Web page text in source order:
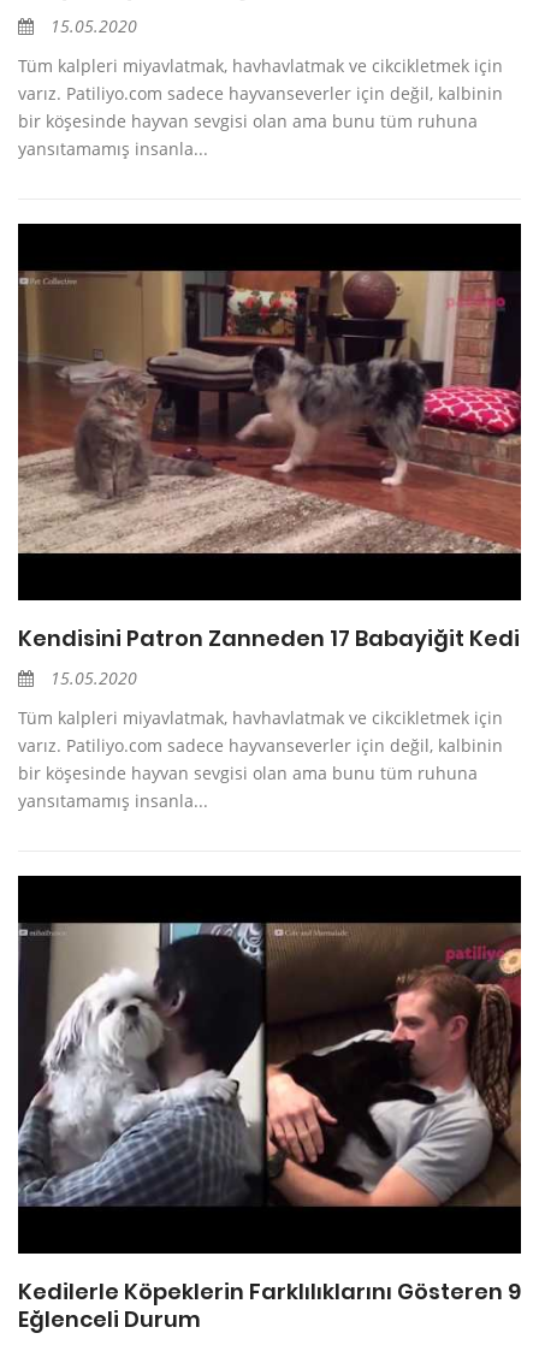
15.05.2020
Tüm kalpleri miyavlatmak, havhavlatmak ve cikcikletmek için
varız. Patiliyo.com sadece hayvanseverler için değil, kalbinin
bir köşesinde hayvan sevgisi olan ama bunu tüm ruhuna
yansıtamamış insanla...
Kendisini Patron Zanneden 17 Babayiğit Kedi
15.05.2020
Tüm kalpleri miyavlatmak, havhavlatmak ve cikcikletmek için
varız. Patiliyo.com sadece hayvanseverler için değil, kalbinin
bir köşesinde hayvan sevgisi olan ama bunu tüm ruhuna
yansıtamamış insanla...
Kedilerle Köpeklerin Farklılıklarını Gösteren 9
Eğlenceli Durum